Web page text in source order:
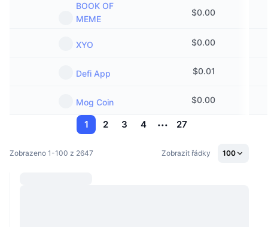
BOOK OF
MEME
$0.00
XYO $0.00
Defi App $0.01
Mog Coin $0.00
1 2 3 4 27
Zobrazeno 1-100 z 2647 Zobrazit řádky 100